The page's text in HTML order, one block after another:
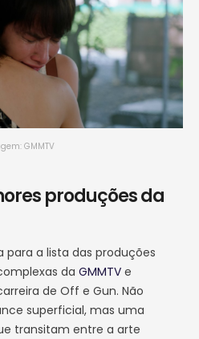
GMMTV
produções da
para a lista das produções
da GMMTV e
de Off e Gun. Não
superficial, mas uma
transitam entre a arte